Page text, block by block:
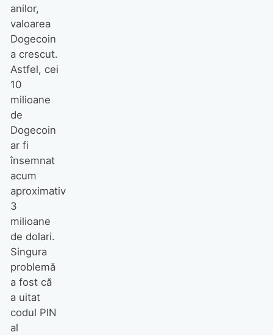
anilor,
valoarea
Dogecoin
a crescut.
Astfel, cei
10
milioane
de
Dogecoin
ar fi
însemnat
acum
aproximativ
3
milioane
de dolari.
Singura
problemă
a fost că
a uitat
codul PIN
al